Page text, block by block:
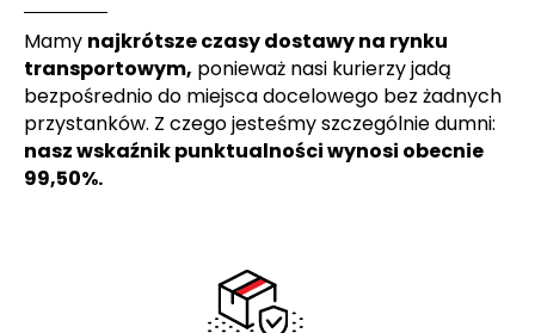
Mamy najkrótsze czasy dostawy na rynku
transportowym, ponieważ nasi kurierzy jadą
bezpośrednio do miejsca docelowego bez żadnych
przystanków. Z czego jesteśmy szczególnie dumni:
nasz wskaźnik punktualności wynosi obecnie
99,50%.